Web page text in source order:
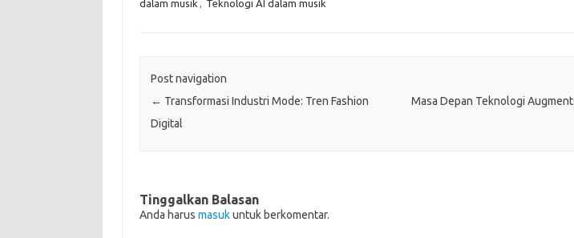
dalam musik , Teknologi AI dalam musik
Post navigation
← Transformasi Industri Mode: Tren Fashion
Digital
Masa Depan Teknologi
Tinggalkan Balasan
Anda harus masukuntuk berkomentar.